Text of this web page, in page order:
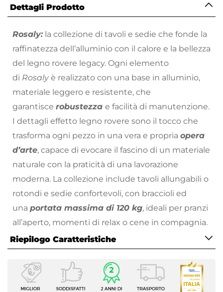
Dettagli Prodotto
Rosaly:la collezione di tavoli e sedie che fonde la
raffinatezza dell’alluminio con il calore e la bellezza
del legno rovere legacy. Ogni elemento
di Rosaly è realizzato con una base in alluminio,
materiale leggero e resistente, che
garantisce robustezza e facilità di manutenzione.
I dettagli effetto legno rovere sono il tocco che
trasforma ogni pezzo in una vera e propria opera
d’arte, capace di evocare il fascino di un materiale
naturale con la praticità di una lavorazione
moderna. La collezione include tavoli allungabili o
rotondi e sedie confortevoli, con braccioli ed
una portata massima di 120 kg, ideali per pranzi
all’aperto, momenti di relax o cene in compagnia.
Grazie alla finitura effetto legno,
si inserisce
perfettamente in ogni tipo di ambiente,
portando unasensazione di calore e
accoglienzasenza compromessi sulla resistenza
Riepilogo Caratteristiche
Caratteristiche
Tipologia